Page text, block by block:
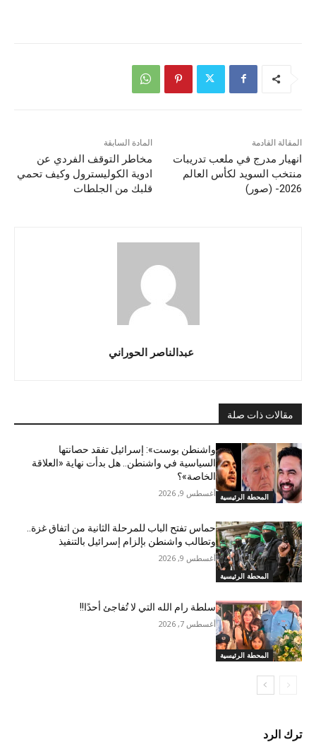
المادة السابقة
مخاطر التوقف الفردي عن
ادوية الكوليسترول وكيف تحمي
قلبك من الجلطات
المقالة القادمة
انهيار مدرج في ملعب تدريبات
منتخب السويد لكأس العالم
2026- (صور)
عبدالناصر الحوراني
مقالات ذات صلة
المحطة الرئيسية
واشنطن بوست»: إسرائيل تفقد حصانتها
السياسية في واشنطن.. هل بدأت نهاية «العلاقة
الخاصة»؟
أغسطس 9, 2026
المحطة الرئيسية
حماس تفتح الباب للمرحلة الثانية من اتفاق غزة..
وتطالب واشنطن بإلزام إسرائيل بالتنفيذ
أغسطس 9, 2026
المحطة الرئيسية
سلطة رام الله التي لا تُفاجئ أحدًا!!
أغسطس 7, 2026
ترك الرد